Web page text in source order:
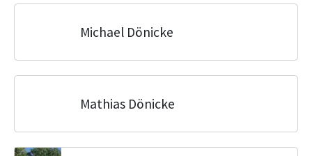
Michael Dönicke
Mathias Dönicke